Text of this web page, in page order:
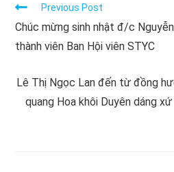
Read
articles
Previous Post
Chúc mừng sinh nhật đ/c
thành viên Ban Hội viên STYC
Lê Thị Ngọc Lan đến từ đồng
quang Hoa khôi Duyên dáng